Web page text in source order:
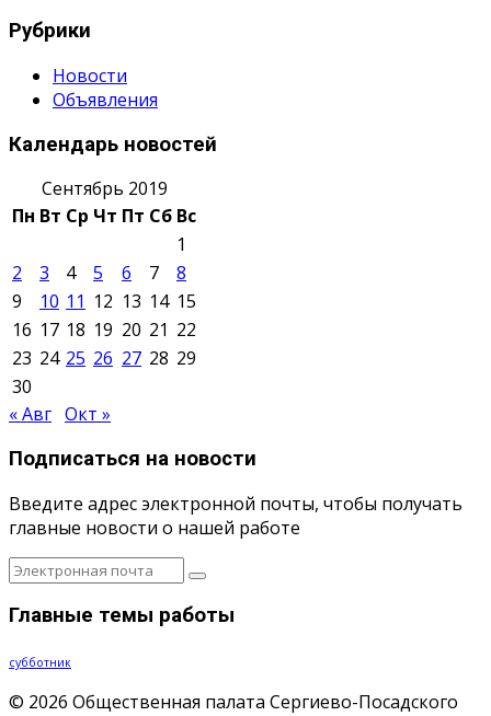
Рубрики
Новости
Объявления
Календарь новостей
Сентябрь 2019
Пн Вт Ср Чт Пт Сб Вс
1
2
3 4 5 6 7
8
9
10 11 12 13 14 15
16 17 18 19 20 21 22
23 24 25 26 27 28 29
30
« Авг Окт »
Подписаться на новости
Введите адрес электронной почты, чтобы получать
главные новости о нашей работе
Главные темы работы
субботник
© 2026 Общественная палата Сергиево-Посадского